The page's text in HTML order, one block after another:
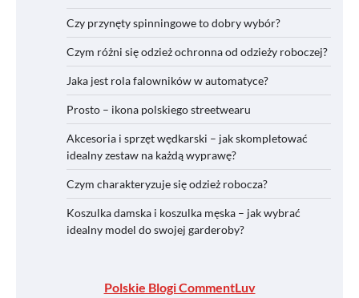
Czy przynęty spinningowe to dobry wybór?
Czym różni się odzież ochronna od odzieży roboczej?
Jaka jest rola falowników w automatyce?
Prosto – ikona polskiego streetwearu
Akcesoria i sprzęt wędkarski – jak skompletować
idealny zestaw na każdą wyprawę?
Czym charakteryzuje się odzież robocza?
Koszulka damska i koszulka męska – jak wybrać
idealny model do swojej garderoby?
Polskie Blogi CommentLuv